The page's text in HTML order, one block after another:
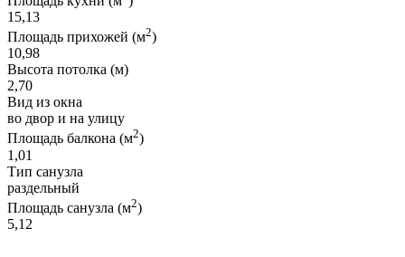
15,13
Площадь прихожей (м2)
10,98
Высота потолка (м)
2,70
Вид из окна
во двор и на улицу
Площадь балкона (м2)
1,01
Тип санузла
раздельный
Площадь санузла (м2)
5,12